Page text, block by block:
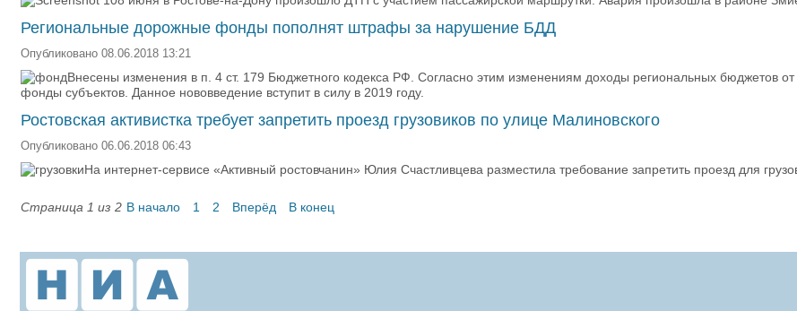
Региональные дорожные фонды пополнят штрафы за нарушение БДД
Опубликовано 08.06.2018 13:21
Внесены изменения в п. 4 ст. 179 Бюджетного кодекса РФ. Согласно этим изменениям доходы региональных бюджетов
фонды субъектов. Данное нововведение вступит в силу в 2019 году.
Ростовская активистка требует запретить проезд грузовиков по улице Малиновского
Опубликовано 06.06.2018 06:43
На интернет-сервисе «Активный ростовчанин» Юлия Счастливцева разместила требование запретить проезд для
Страница 1 из 2 В начало 1 2 Вперёд В конец